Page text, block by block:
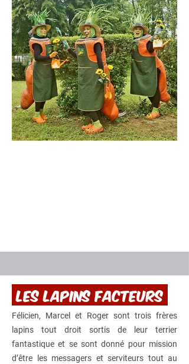
les lapins facteurs
Félicien, Marcel et Roger sont trois frères
lapins tout droit sortis de leur terrier
fantastique et se sont donné pour mission
d’être les messagers et serviteurs tout au